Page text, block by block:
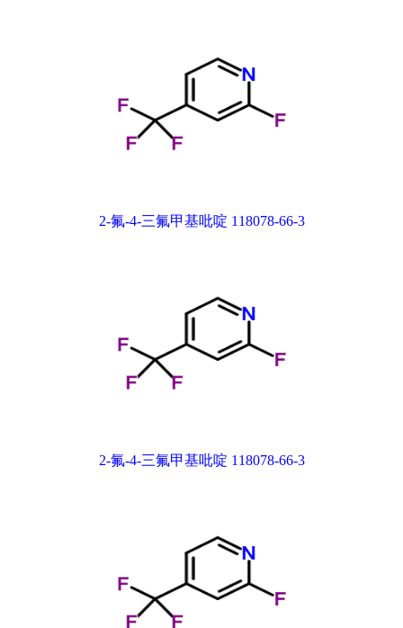
2-氟-4-三氟甲基吡啶 118078-66-3
2-氟-4-三氟甲基吡啶 118078-66-3